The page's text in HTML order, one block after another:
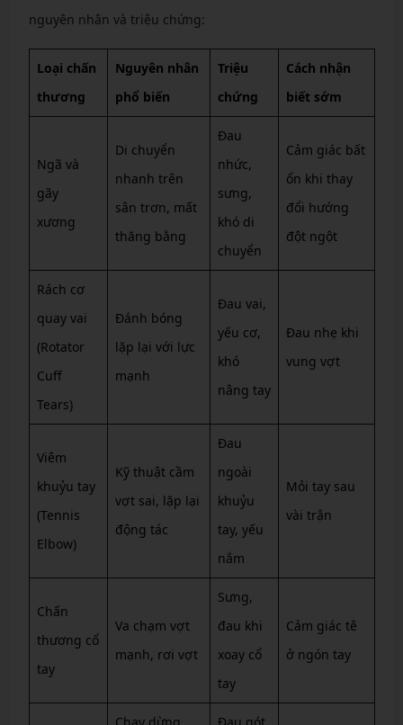
nguyên nhân và triệu chứng:
Loại chấn
thương
Nguyên nhân
phổ biến
Triệu
chứng
Cách nhận
biết sớm
Ngã và
gãy
xương
Di chuyển
nhanh trên
sân trơn, mất
thăng bằng
Đau
nhức,
sưng,
khó di
chuyển
Cảm giác bất
ổn khi thay
đổi hướng
đột ngột
Rách cơ
quay vai
(Rotator
Cuff
Tears)
Đánh bóng
lặp lại với lực
mạnh
Đau vai,
yếu cơ,
khó
nâng tay
Đau nhẹ khi
vung vợt
Viêm
khuỷu tay
(Tennis
Elbow)
Kỹ thuật cầm
vợt sai, lặp lại
động tác
Đau
ngoài
khuỷu
tay, yếu
nắm
Mỏi tay sau
vài trận
Chấn
thương cổ
tay
Va chạm vợt
mạnh, rơi vợt
Sưng,
đau khi
xoay cổ
tay
Cảm giác tê
ở ngón tay
Chạy dừng Đau gót